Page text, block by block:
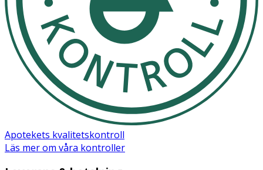
Apotekets kvalitetskontroll
Läs mer om våra kontroller